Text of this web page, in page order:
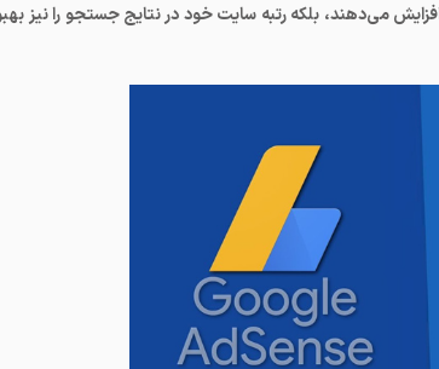
می‌دهند، بلکه رتبه سایت خود در نتایج جستجو را نیز